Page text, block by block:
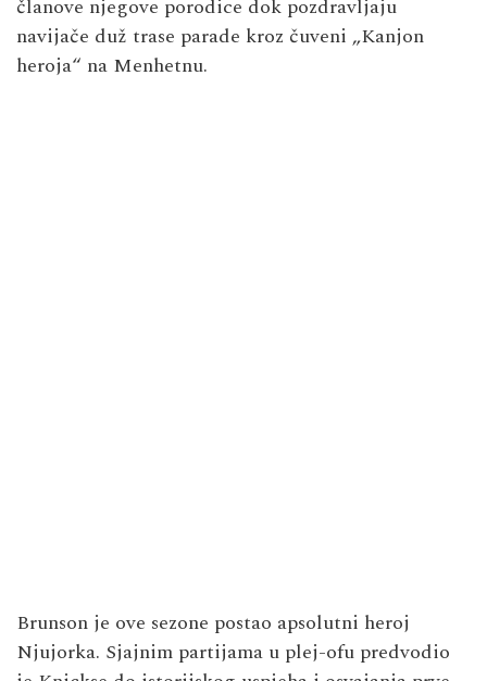
članove njegove porodice dok pozdravljaju
navijače duž trase parade kroz čuveni „Kanjon
heroja“ na Menhetnu.
Brunson je ove sezone postao apsolutni heroj
Njujorka. Sjajnim partijama u plej-ofu predvodio